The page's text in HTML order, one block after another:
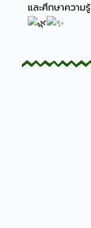
และศึกษาควา